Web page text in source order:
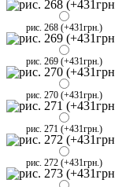
рис. 268 (+431грн.)
рис. 269 (+431грн.)
рис. 270 (+431грн.)
рис. 271 (+431грн.)
рис. 272 (+431грн.)